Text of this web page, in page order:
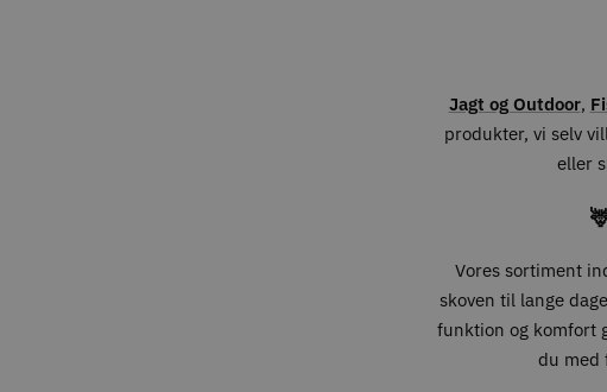
Jagt og Outdoor,
produkter, vi selv
eller
Vores sortiment
skoven til lange
funktion og komfort
du med